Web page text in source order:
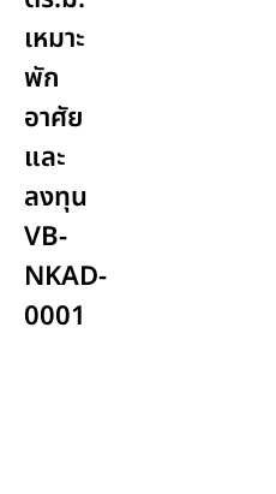
เหมาะ
พัก
อาศัย
และ
ลงทุน
VB-
NKAD-
0001